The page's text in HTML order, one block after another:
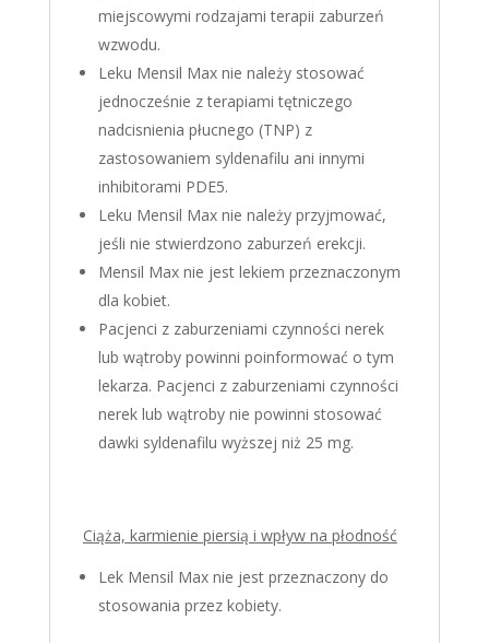
miejscowymi rodzajami terapii zaburzeń
wzwodu.
Leku Mensil Max nie należy stosować
jednocześnie z terapiami tętniczego
nadcisnienia płucnego (TNP) z
zastosowaniem syldenafilu ani innymi
inhibitorami PDE5.
Leku Mensil Max nie należy przyjmować,
jeśli nie stwierdzono zaburzeń erekcji.
Mensil Max nie jest lekiem przeznaczonym
dla kobiet.
Pacjenci z zaburzeniami czynności nerek
lub wątroby powinni poinformować o tym
lekarza. Pacjenci z zaburzeniami czynności
nerek lub wątroby nie powinni stosować
dawki syldenafilu wyższej niż 25 mg.
Ciąża, karmienie piersią i wpływ na płodność
Lek Mensil Max nie jest przeznaczony do
stosowania przez kobiety.